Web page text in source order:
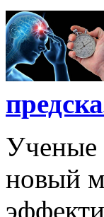
Ученые
новый